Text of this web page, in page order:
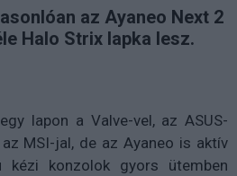
az Ayaneo Next 2
Halo Strix lapka lesz.
lapon a Valve-vel, az ASUS-
MSI-jal, de az Ayaneo is aktív
kézi konzolok gyors ütemben